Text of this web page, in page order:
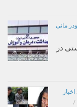
مانی
در
اخبار
/